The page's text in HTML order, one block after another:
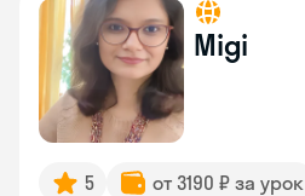
Migi
5 от 3190 ₽ за урок